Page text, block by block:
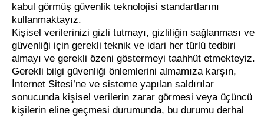
kabul görmüş güvenlik teknolojisi standartlarını
kullanmaktayız.
Kişisel verilerinizi gizli tutmayı, gizliliğin sağlanması ve
güvenliği için gerekli teknik ve idari her türlü tedbiri
almayı ve gerekli özeni göstermeyi taahhüt etmekteyiz.
Gerekli bilgi güvenliği önlemlerini almamıza karşın,
İnternet Sitesi’ne ve sisteme yapılan saldırılar
sonucunda kişisel verilerin zarar görmesi veya üçüncü
kişilerin eline geçmesi durumunda, bu durumu derhal